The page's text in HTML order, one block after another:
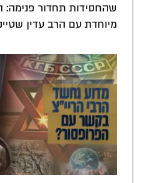
שהחסידות תחדור פנימה:
מיוחדת עם הרב עדין